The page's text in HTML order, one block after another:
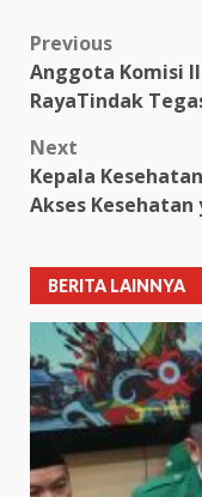
Post
navigation
Previous
Anggota Komisi
RayaTindak
Next
Kepala
Akses
BERITA LAINNYA